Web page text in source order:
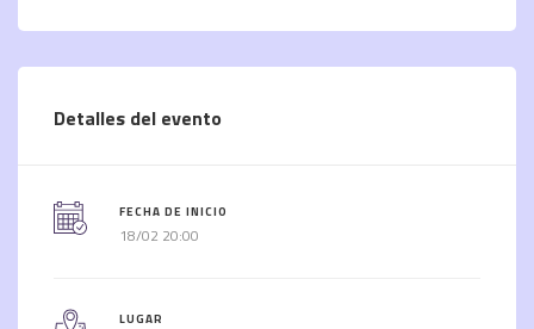
Detalles del evento
FECHA DE INICIO
18/02 20:00
LUGAR